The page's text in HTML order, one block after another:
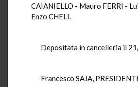
CAIANIELLO - Mauro FERRI -
Enzo CHELI.
Depositata in cancelleria il
Francesco SAJA,